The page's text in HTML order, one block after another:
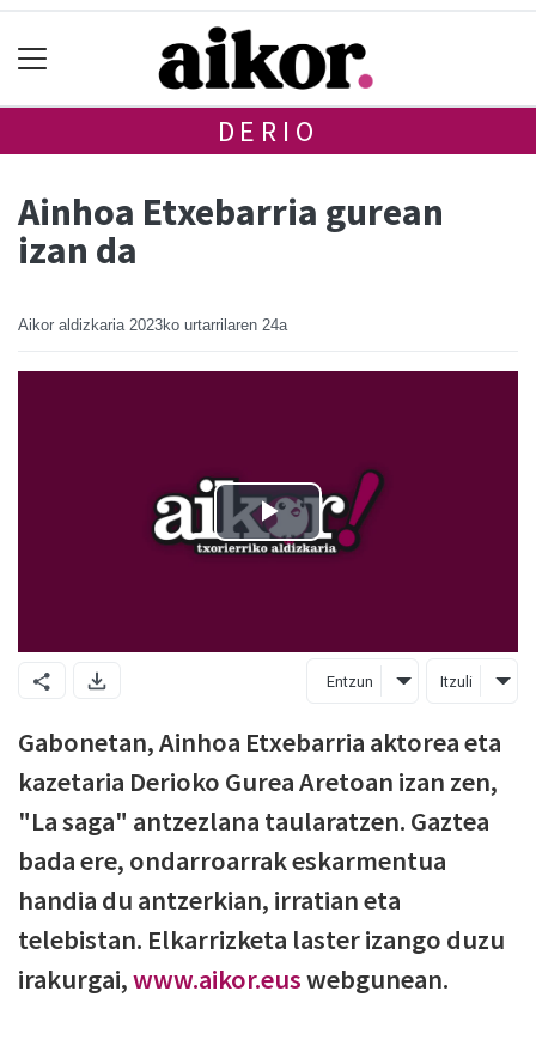
DERIO
Ainhoa Etxebarria gurean
izan da
Aikor aldizkaria 2023ko urtarrilaren 24a
Entzun Itzuli
Gabonetan, Ainhoa Etxebarria aktorea eta
kazetaria Derioko Gurea Aretoan izan zen,
"La saga" antzezlana taularatzen. Gaztea
bada ere, ondarroarrak eskarmentua
handia du antzerkian, irratian eta
telebistan. Elkarrizketa laster izango duzu
irakurgai,www.aikor.euswebgunean.